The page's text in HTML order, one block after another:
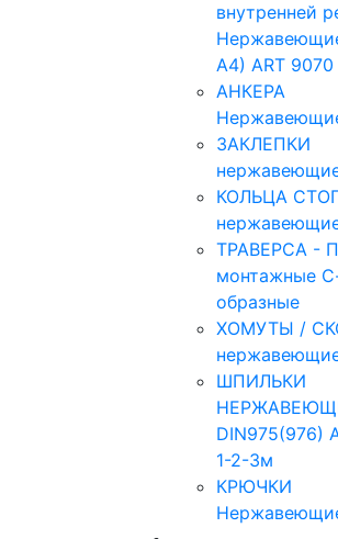
внутренней
А4) ART 9070
АНКЕРА
ЗАКЛЕПКИ
КОЛЬЦА
ТРАВЕРСА -
монтажные
образные
ХОМУТЫ /
ШПИЛЬКИ
DIN975(976)
1-2-3м
КРЮЧКИ